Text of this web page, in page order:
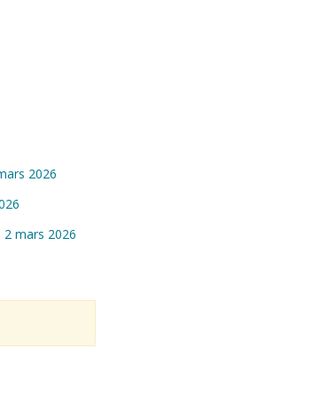
2026
mars 2026